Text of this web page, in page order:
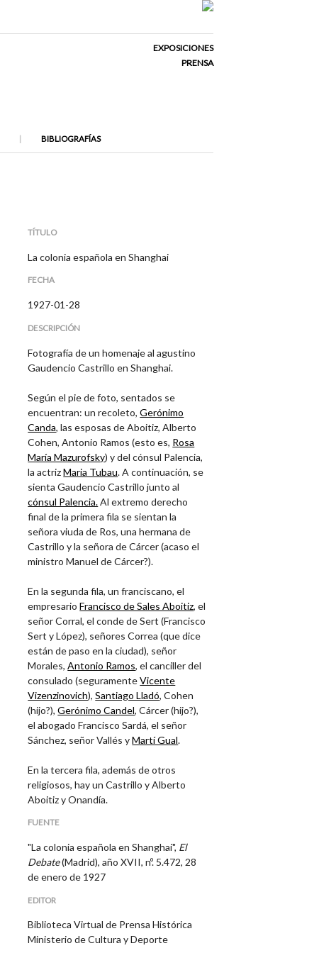
EXPOSICIONES
PRENSA
BIBLIOGRAFÍAS
TÍTULO
La colonia española en Shanghai
FECHA
1927-01-28
DESCRIPCIÓN
Fotografía de un homenaje al agustino
Gaudencio Castrillo en Shanghai.
Según el pie de foto, sentados se
encuentran: un recoleto,Gerónimo
Canda, las esposas de Aboitiz, Alberto
Cohen, Antonio Ramos (esto es, Rosa
María Mazurofsky)y del cónsul Palencia,
la actrizMaria Tubau. A continuación, se
sienta Gaudencio Castrillo junto al
cónsul Palencia.Al extremo derecho
final de la primera fila se sientan la
señora viuda de Ros, una hermana de
Castrillo y la señora de Cárcer (acaso el
ministroManuel de Cárcer?).
En la segunda fila, un franciscano, el
empresarioFrancisco de Sales Aboitiz, el
señor Corral, el conde de Sert (Francisco
Sert y López), señores Correa (que dice
están de paso en la ciudad), señor
Morales,Antonio Ramos, el canciller del
consulado (seguramenteVicente
Vizenzinovich),Santiago Lladó, Cohen
(hijo?),Gerónimo Candel, Cárcer (hijo?),
el abogadoFrancisco Sardá, el señor
Sánchez, señor Vallés yMartí Gual.
En la tercera fila, además de otros
religiosos, hay un Castrillo yAlberto
Aboitiz y Onandía.
FUENTE
"La colonia española en Shanghai", El
Debate(Madrid), año XVII, nº. 5.472, 28
de enero de 1927
EDITOR
Biblioteca Virtual de Prensa Histórica
Ministerio de Cultura y Deporte